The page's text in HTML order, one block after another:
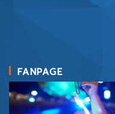
FANPAGE